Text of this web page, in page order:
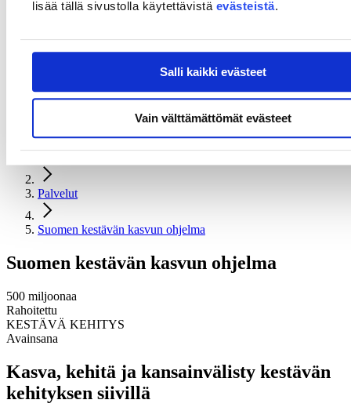
lisää tällä sivustolla käytettävistä evästeistä.
Salli kaikki evästeet
Vain välttämättömät evästeet
projektin etenemisestä sekä ilmoitetaan muutoksista.
Market Opportunities
Market Opportunities -palvelu tarjoaa tietoa kansainvälisistä
myyntiliideistä, liiketoimintamahdollisuuksista ja kehityssuunnista
sekä eri maita käsitteleviä katsauksia.
Palvelut
Suomen kestävän kasvun ohjelma
Suomen kestävän kasvun ohjelma
500 miljoonaa
Rahoitettu
KESTÄVÄ KEHITYS
Avainsana
Kasva, kehitä ja kansainvälisty kestävän
kehityksen siivillä